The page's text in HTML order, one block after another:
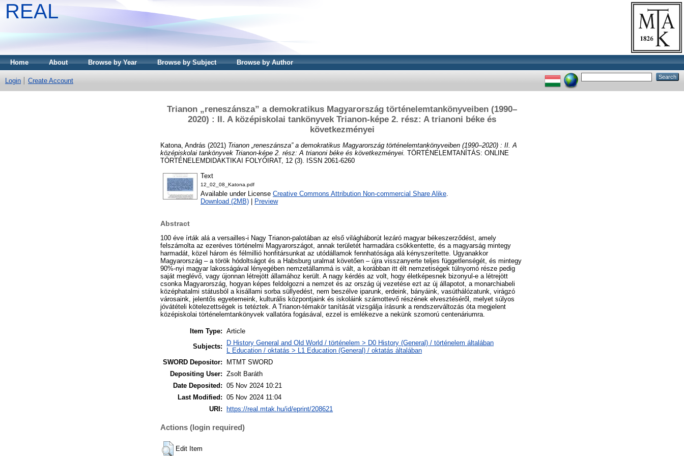
REAL
Home About Browse by Year Browse by Subject Browse by Author
Login Create Account
Trianon „reneszánsza” a demokratikus Magyarország történelemtankönyveiben (1990–
2020) : II. A középiskolai tankönyvek Trianon-képe 2. rész: A trianoni béke és
következményei
Katona, András (2021) Trianon „reneszánsza” a demokratikus Magyarország történelemtankönyveiben (1990–2020) : II. A
középiskolai tankönyvek Trianon-képe 2. rész: A trianoni béke és következményei. TÖRTÉNELEMTANÍTÁS: ONLINE
TÖRTÉNELEMDIDAKTIKAI FOLYÓIRAT, 12 (3). ISSN 2061-6260
Text
12_02_08_Katona.pdf
Available under License Creative Commons Attribution Non-commercial Share Alike.
Download (2MB)
Preview
Abstract
100 éve írták alá a versailles-i Nagy Trianon-palotában az első világháborút lezáró magyar békeszerződést, amely
felszámolta az ezeréves történelmi Magyarországot, annak területét harmadára csökkentette, és a magyarság mintegy
harmadát, közel három és félmillió honfitársunkat az utódállamok fennhatósága alá kényszerítette. Ugyanakkor
Magyarország – a török hódoltságot és a Habsburg uralmat követően – újra visszanyerte teljes függetlenségét, és mintegy
90%-nyi magyar lakosságával lényegében nemzetállammá is vált, a korábban itt élt nemzetiségek túlnyomó része pedig
saját meglévő, vagy újonnan létrejött államához került. A nagy kérdés az volt, hogy életképesnek bizonyul-e a létrejött
csonka Magyarország, hogyan képes feldolgozni a nemzet és az ország új vezetése ezt az új állapotot, a monarchiabeli
középhatalmi státusból a kisállami sorba süllyedést, nem beszélve iparunk, erdeink, bányáink, vasúthálózatunk, virágzó
városaink, jelentős egyetemeink, kulturális központjaink és iskoláink számottevő részének elvesztéséről, melyet súlyos
jóvátételi kötelezettségek is tetéztek. A Trianon-témakör tanítását vizsgálja írásunk a rendszerváltozás óta megjelent
középiskolai történelemtankönyvek vallatóra fogásával, ezzel is emlékezve a nekünk szomorú centenáriumra.
Item Type: Article
Subjects:
D History General and Old World / történelem > D0 History (General) / történelem általában
L Education / oktatás > L1 Education (General) / oktatás általában
SWORD Depositor:
MTMT SWORD
Depositing User: Zsolt Baráth
Date Deposited: 05 Nov 2024 10:21
Last Modified: 05 Nov 2024 11:04
URI: https://real.mtak.hu/id/eprint/208621
Actions (login required)
Edit Item